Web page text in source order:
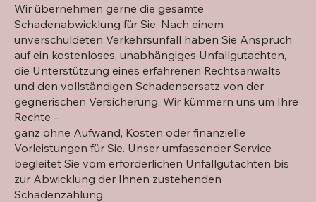
Wir übernehmen gerne die gesamte
Schadenabwicklung für Sie. Nach einem
unverschuldeten Verkehrsunfall haben Sie Anspruch
auf ein kostenloses, unabhängiges Unfallgutachten,
die Unterstützung eines erfahrenen Rechtsanwalts
und den vollständigen Schadensersatz von der
gegnerischen Versicherung. Wir kümmern uns um Ihre
Rechte –
ganz ohne Aufwand, Kosten oder finanzielle
Vorleistungen für Sie. Unser umfassender Service
begleitet Sie vom erforderlichen Unfallgutachten bis
zur Abwicklung der Ihnen zustehenden
Schadenzahlung.